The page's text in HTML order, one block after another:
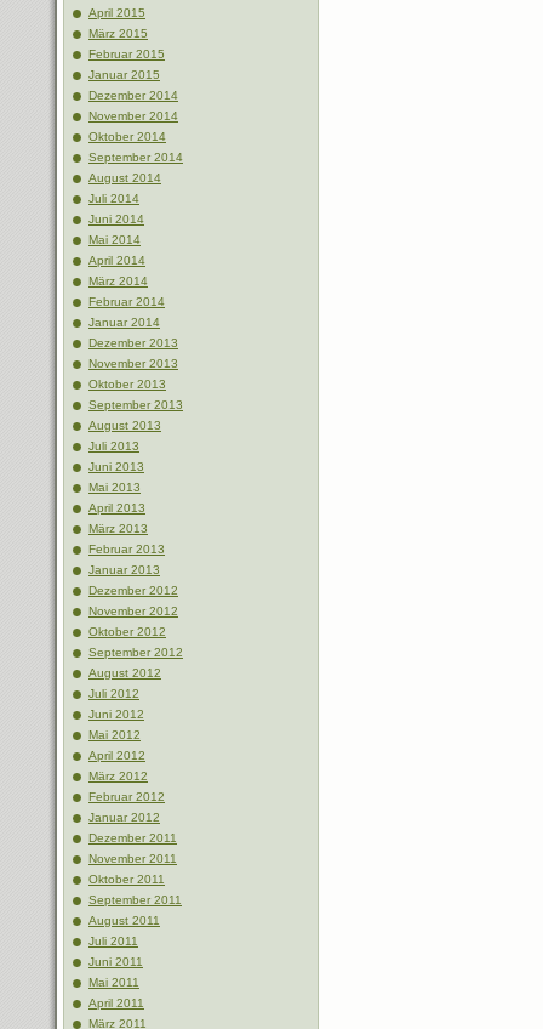
April 2015
März 2015
Februar 2015
Januar 2015
Dezember 2014
November 2014
Oktober 2014
September 2014
August 2014
Juli 2014
Juni 2014
Mai 2014
April 2014
März 2014
Februar 2014
Januar 2014
Dezember 2013
November 2013
Oktober 2013
September 2013
August 2013
Juli 2013
Juni 2013
Mai 2013
April 2013
März 2013
Februar 2013
Januar 2013
Dezember 2012
November 2012
Oktober 2012
September 2012
August 2012
Juli 2012
Juni 2012
Mai 2012
April 2012
März 2012
Februar 2012
Januar 2012
Dezember 2011
November 2011
Oktober 2011
September 2011
August 2011
Juli 2011
Juni 2011
Mai 2011
April 2011
März 2011